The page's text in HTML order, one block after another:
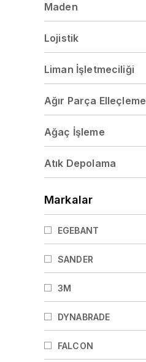
Maden
Lojistik
Liman İşletmeciliği
Ağır Parça Elleçleme
Ağaç İşleme
Atık Depolama
Markalar
EGEBANT
SANDER
3M
DYNABRADE
FALCON